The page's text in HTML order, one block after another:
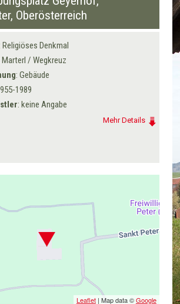
, Oberösterreich
: Religiöses Denkmal
Marterl / Wegkreuz
: Gebäude
1989
: keine Angabe
Mehr Details
Leaflet| Map data ©Google